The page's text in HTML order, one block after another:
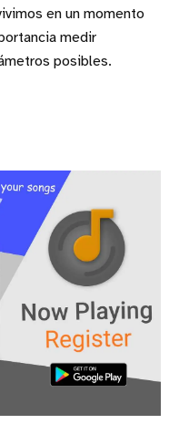
en un momento
medir
posibles.